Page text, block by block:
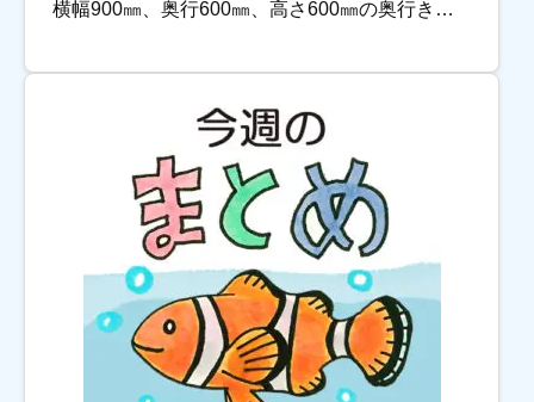
横幅900㎜、奥行600㎜、高さ600㎜の奥行きあ
水槽で、シリコンが爪で傷つかないように […]